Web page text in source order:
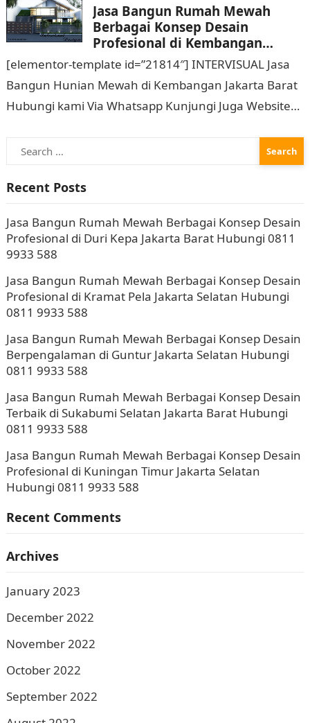
Jasa Bangun Rumah Mewah
Berbagai Konsep Desain
Profesional di Kembangan
Jakarta Barat Hubungi 0811
9933 588
[elementor-template id=”21814″] INTERVISUAL Jasa
Bangun Hunian Mewah di Kembangan Jakarta Barat
Hubungi kami Via Whatsapp Kunjungi Juga Website
Mewah Berbagai Konsep Desain…
Search
for:
Recent Posts
Jasa Bangun Rumah Mewah Berbagai Konsep Desain
Profesional di Duri Kepa Jakarta Barat Hubungi 0811
9933 588
Jasa Bangun Rumah Mewah Berbagai Konsep Desain
Profesional di Kramat Pela Jakarta Selatan Hubungi
0811 9933 588
Jasa Bangun Rumah Mewah Berbagai Konsep Desain
Berpengalaman di Guntur Jakarta Selatan Hubungi
0811 9933 588
Jasa Bangun Rumah Mewah Berbagai Konsep Desain
Terbaik di Sukabumi Selatan Jakarta Barat Hubungi
0811 9933 588
Jasa Bangun Rumah Mewah Berbagai Konsep Desain
Profesional di Kuningan Timur Jakarta Selatan
Hubungi 0811 9933 588
Recent Comments
Archives
January 2023
December 2022
November 2022
October 2022
September 2022